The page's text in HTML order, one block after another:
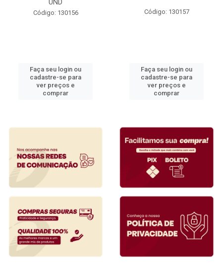
UND
Código: 130156
Faça seu login ou
cadastre-se para
ver preços e
comprar
Código: 130157
Faça seu login ou
cadastre-se para
ver preços e
comprar